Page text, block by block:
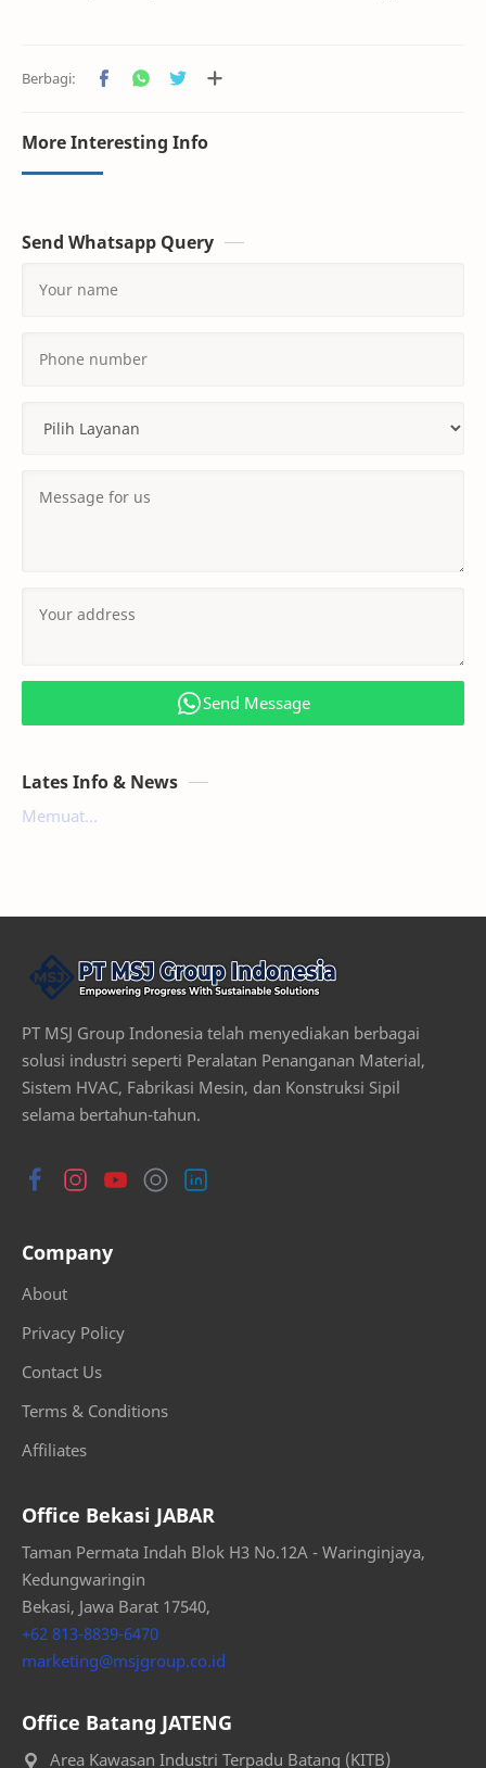
More Interesting Info
Send Whatsapp Query
Send Message
Lates Info & News
Memuat...
PT MSJ Group Indonesia telah menyediakan berbagai
solusi industri seperti Peralatan Penanganan Material,
Sistem HVAC, Fabrikasi Mesin, dan Konstruksi Sipil
selama bertahun-tahun.
Company
About
Privacy Policy
Contact Us
Terms & Conditions
Affiliates
Office Bekasi JABAR
Taman Permata Indah Blok H3 No.12A - Waringinjaya,
Kedungwaringin
Bekasi, Jawa Barat 17540,
+62 813-8839-6470
marketing@msjgroup.co.id
Office Batang JATENG
Area Kawasan Industri Terpadu Batang (KITB)